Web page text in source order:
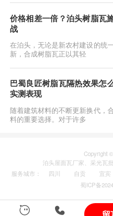
价格相差一倍？泊头树脂瓦
战
在泊头，无论是新农村建设的统
新，合成树脂瓦正以其轻
巴蜀良匠树脂瓦隔热效果怎
实测表现
随着建筑材料的不断更新换代，
料的重要选择。对于许多
Copyright
泊头屋面瓦厂家 采光瓦
服务城市 ： 四川 自贡 宜宾
蜀ICP备